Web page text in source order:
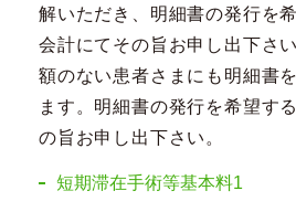
解いただき、明細書の発行を
会計にてその旨お申し出下さ
額のない患者さまにも明細書
ます。明細書の発行を希望す
の旨お申し出下さい。
短期滞在手術等基本料1